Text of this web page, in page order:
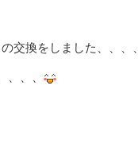
交換をしました、、、、
、、